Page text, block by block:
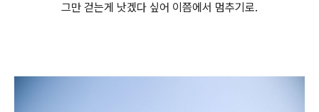
그만 걷는게 낫겠다 싶어 이쯤에서 멈추기로.